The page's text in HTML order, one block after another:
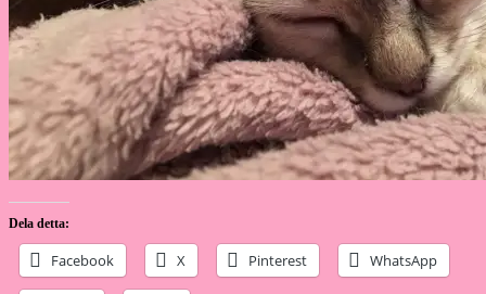
Dela detta:
Facebook X Pinterest WhatsApp